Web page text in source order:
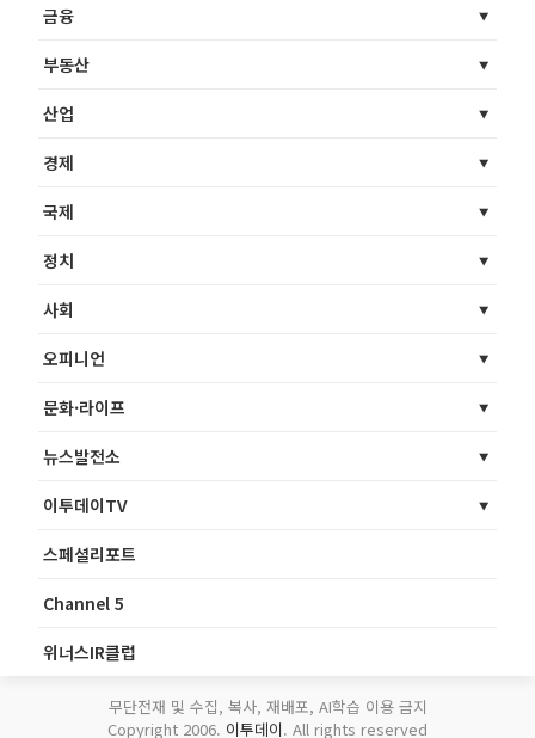
금융
부동산
산업
경제
국제
정치
사회
오피니언
문화·라이프
뉴스발전소
이투데이TV
스페셜리포트
Channel 5
위너스IR클럽
무단전재 및 수집, 복사, 재배포, AI학습 이용 금지
Copyright 2006. 이투데이. All rights reserved